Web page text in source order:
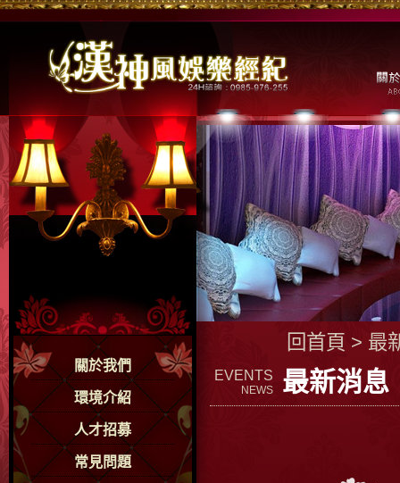
關於我們
環境介紹
人才招募
常見問題
回首頁 > 最
EVENTS
NEWS 最新消息